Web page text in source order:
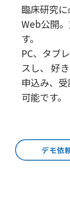
臨床研究
Web公開
す。
PC、タブ
スし、 好
申込み、
可能です。
デモ依